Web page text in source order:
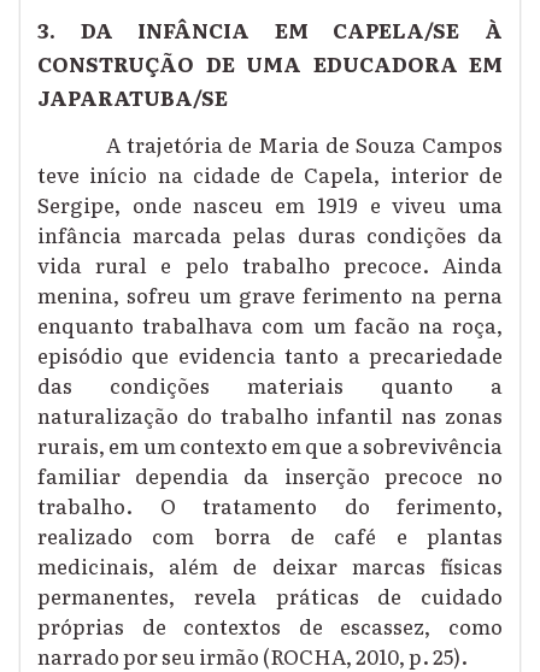
3. DA INFÂNCIA EM CAPELA/SE À
CONSTRUÇÃO DE UMA EDUCADORA EM
JAPARATUBA/SE
A trajetória de Maria de Souza Campos
teve início na cidade de Capela, interior de
Sergipe, onde nasceu em 1919 e viveu uma
infância marcada pelas duras condições da
vida rural e pelo trabalho precoce. Ainda
menina, sofreu um grave ferimento na perna
enquanto trabalhava com um facão na roça,
episódio que evidencia tanto a precariedade
das condições materiais quanto a
naturalização do trabalho infantil nas zonas
rurais, em um contexto em que a sobrevivência
familiar dependia da inserção precoce no
trabalho. O tratamento do ferimento,
realizado com borra de café e plantas
medicinais, além de deixar marcas físicas
permanentes, revela práticas de cuidado
próprias de contextos de escassez, como
narrado por seu irmão (ROCHA, 2010, p. 25).